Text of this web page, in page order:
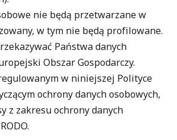
nie będą przetwarzane w
w tym nie będą profilowane.
Państwa danych
Obszar Gospodarczy.
w niniejszej Polityce
ochrony danych osobowych,
z zakresu ochrony danych